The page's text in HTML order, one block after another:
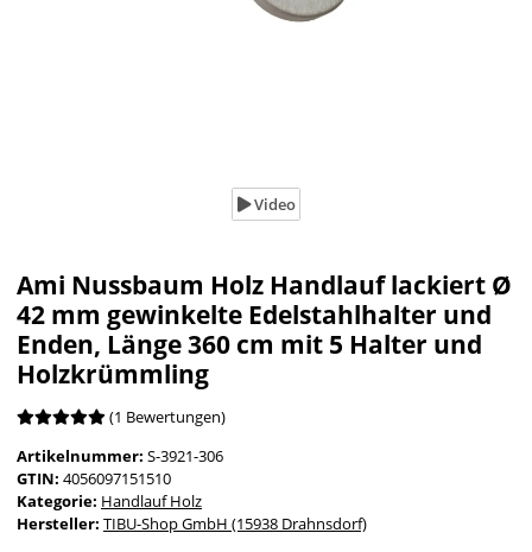
Video
Ami Nussbaum Holz Handlauf lackiert Ø
42 mm gewinkelte Edelstahlhalter und
Enden, Länge 360 cm mit 5 Halter und
Holzkrümmling
(1 Bewertungen)
Artikelnummer: S-3921-306
GTIN: 4056097151510
Kategorie: Handlauf Holz
Hersteller: TIBU-Shop GmbH (15938 Drahnsdorf)